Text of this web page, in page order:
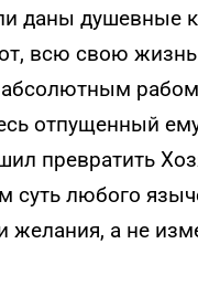
даны душевные
всю свою
отпущенный
превратить
суть любого
желания, а не